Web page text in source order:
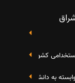
استخدامی کشور در خصوص
دانشگاه صنعتی شریف 4 الی 8 مهر